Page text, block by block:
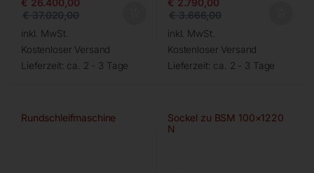
€37.020,00
inkl. MwSt.
Kostenloser Versand
Lieferzeit: ca. 2 - 3 Tage
€3.666,00
inkl. MwSt.
Kostenloser Versand
Lieferzeit: ca. 2 - 3 Tage
Rundschleifmaschine
Sockel zu BSM 100×1220
N